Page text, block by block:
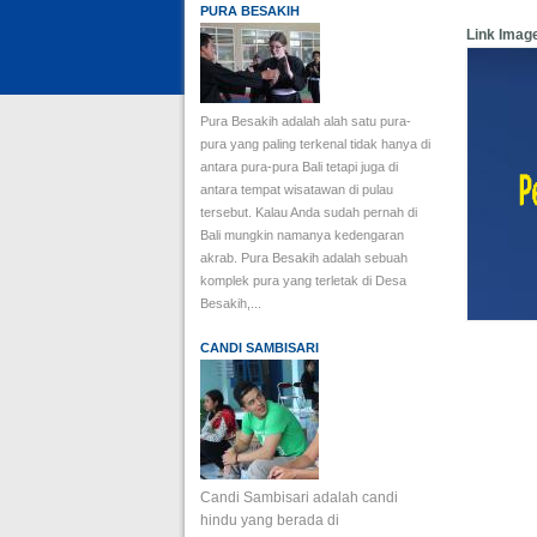
Link
PURA BESAKIH
Pura Besakih adalah alah satu pura-
pura yang paling terkenal tidak hanya di
antara pura-pura Bali tetapi juga di
antara tempat wisatawan di pulau
tersebut. Kalau Anda sudah pernah di
Bali mungkin namanya kedengaran
akrab. Pura Besakih adalah sebuah
komplek pura yang terletak di Desa
Besakih,...
CANDI SAMBISARI
Candi Sambisari adalah candi
hindu yang berada di